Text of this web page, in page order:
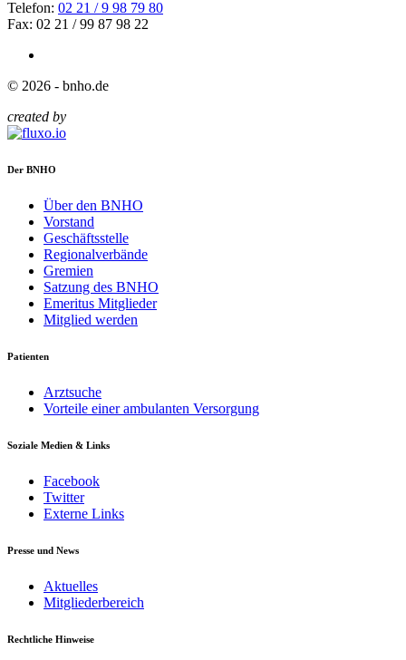
Telefon: 02 21 / 9 98 79 80
Fax: 02 21 / 99 87 98 22
© 2026 - bnho.de
created by
Der BNHO
Über den BNHO
Vorstand
Geschäftsstelle
Regionalverbände
Gremien
Satzung des BNHO
Emeritus Mitglieder
Mitglied werden
Patienten
Arztsuche
Vorteile einer ambulanten Versorgung
Soziale Medien & Links
Facebook
Twitter
Externe Links
Presse und News
Aktuelles
Mitgliederbereich
Rechtliche Hinweise